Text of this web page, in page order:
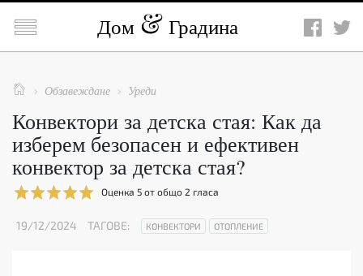
 Дом Градина
  Обзавеждане  Уреди
Конвектори за детска стая: Как да
изберем безопасен и ефективен
конвектор за детска стая?
Оценка 5 от общо 2 гласа
19/12/2024 ТАГОВЕ: КОНВЕКТОРИ ОТОПЛЕНИЕ